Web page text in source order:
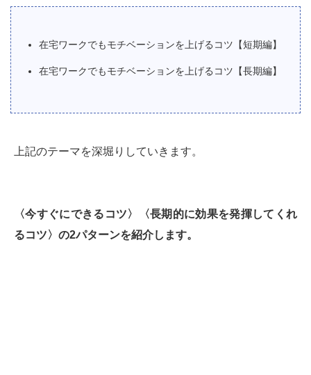
在宅ワークでもモチベーションを上げるコツ【短期編】
在宅ワークでもモチベーションを上げるコツ【長期編】
上記のテーマを深堀りしていきます。
〈今すぐにできるコツ〉〈長期的に効果を発揮してくれ
るコツ〉の2パターンを紹介します。